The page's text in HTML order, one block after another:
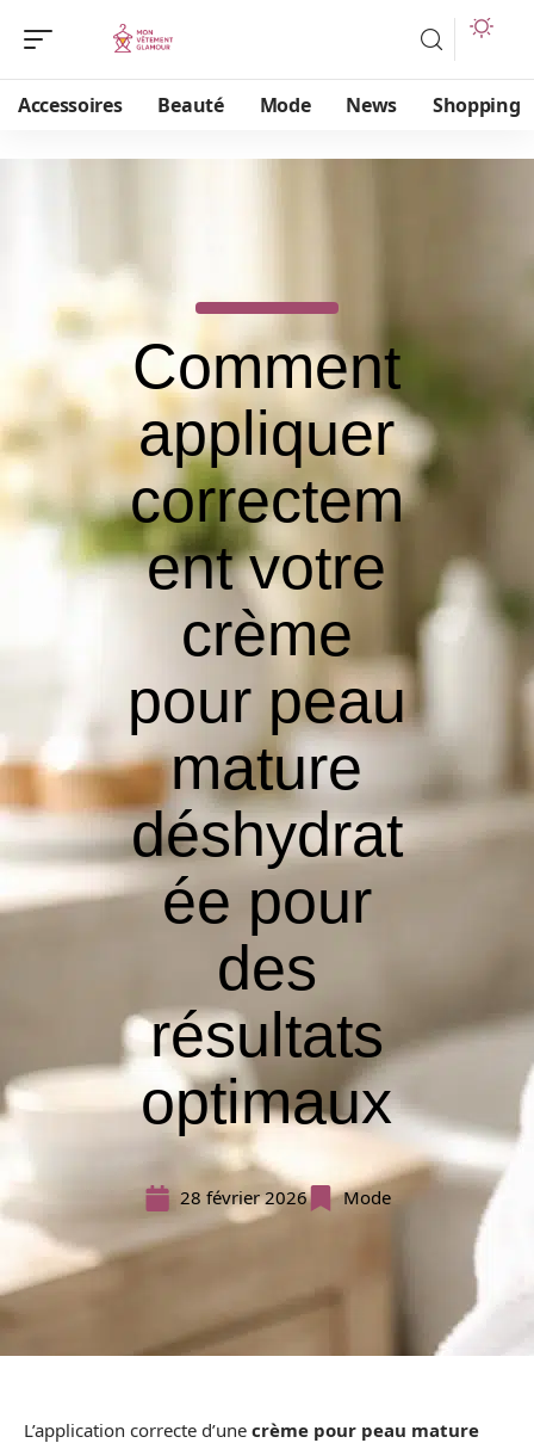
Accessoires Beauté Mode News Shopping
Comment
appliquer
correctem
ent votre
crème
pour peau
mature
déshydrat
ée pour
des
résultats
optimaux
28 février 2026 Mode
L’application correcte d’une crème pour peau mature